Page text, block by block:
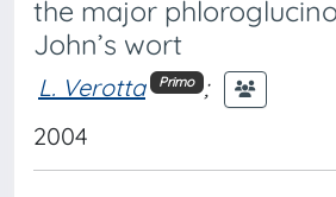
the major
John’s wort
L. Verotta Primo ;
2004